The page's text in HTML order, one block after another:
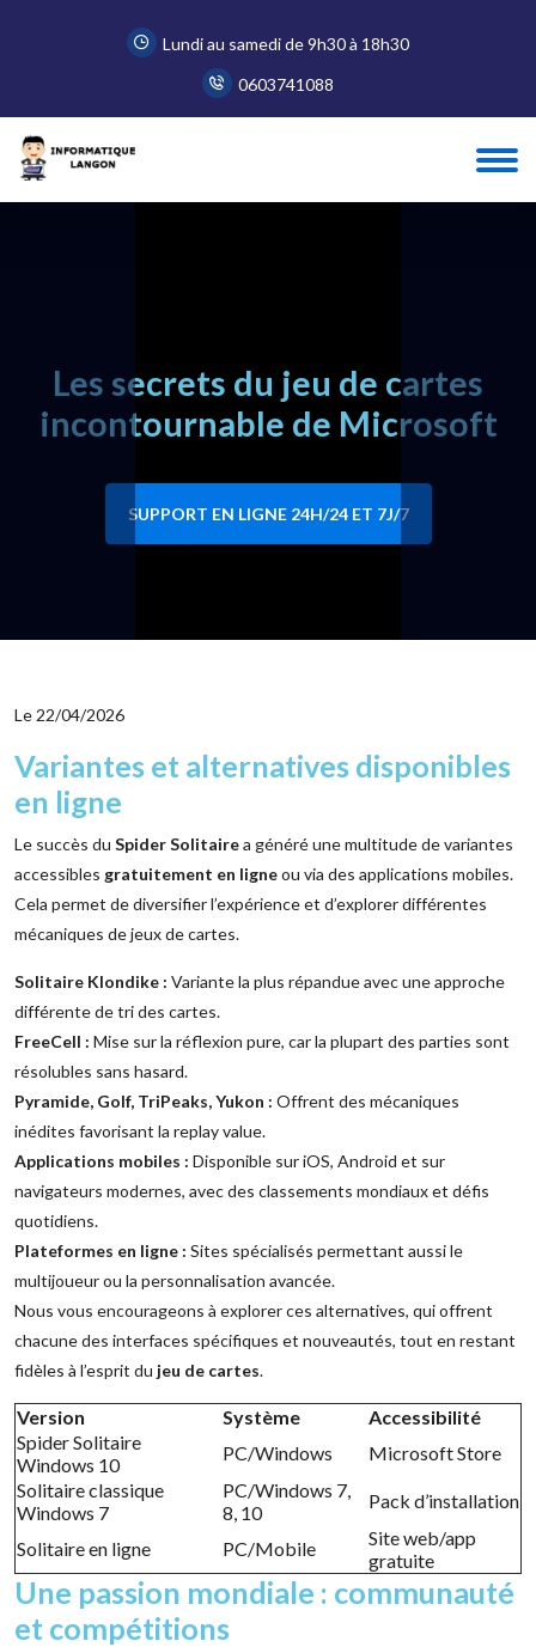
Lundi au samedi de 9h30 à 18h30
0603741088
Accueil Blog Les secrets du jeu de cartes incontournable de ...
Les secrets du jeu de cartes
incontournable de Microsoft
SUPPORT EN LIGNE 24H/24 ET 7J/7
Le 22/04/2026
Variantes et alternatives disponibles
en ligne
Le succès du Spider Solitairea généré une multitude de variantes
accessibles gratuitement en ligneou via des applications mobiles.
Cela permet de diversifier l’expérience et d’explorer différentes
mécaniques de jeux de cartes.
Solitaire Klondike : Variante la plus répandue avec une approche
différente de tri des cartes.
FreeCell : Mise sur la réflexion pure, car la plupart des parties sont
résolubles sans hasard.
Pyramide, Golf, TriPeaks, Yukon : Offrent des mécaniques
inédites favorisant la replay value.
Applications mobiles : Disponible sur iOS, Android et sur
navigateurs modernes, avec des classements mondiaux et défis
quotidiens.
Plateformes en ligne : Sites spécialisés permettant aussi le
multijoueur ou la personnalisation avancée.
Nous vous encourageons à explorer ces alternatives, qui offrent
chacune des interfaces spécifiques et nouveautés, tout en restant
fidèles à l’esprit du jeu de cartes.
Version Système
Accessibilité
Spider Solitaire
Windows 10
PC/Windows
Microsoft Store
Solitaire classique
Windows 7
PC/Windows 7,
8, 10
Pack d’installation
Solitaire en ligne PC/Mobile
Site web/app
gratuite
Une passion mondiale : communauté
et compétitions